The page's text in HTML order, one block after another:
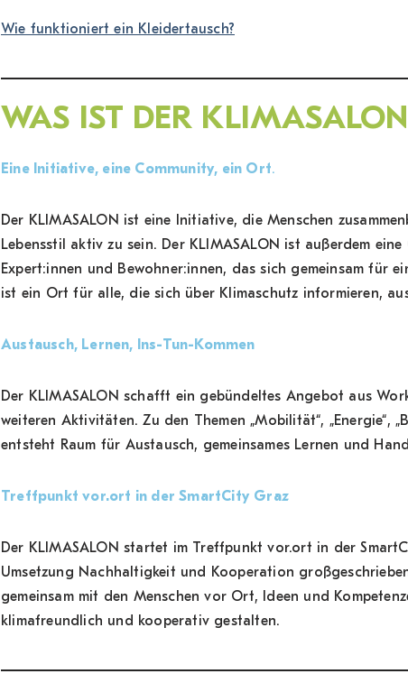
Wie funktioniert ein Kleidertausch?
WAS IST DER KLIMASALON
Eine Initiative, eine Community, ein Ort.
Der KLIMASALON ist eine Initiative, die Menschen
Lebensstil aktiv zu sein. Der KLIMASALON ist außerdem
Expert:innen und Bewohner:innen, das sich gemeinsam für
ist ein Ort für alle, die sich über Klimaschutz informieren,
Austausch, Lernen, Ins-Tun-Kommen
Der KLIMASALON schafft ein gebündeltes Angebot aus
weiteren Aktivitäten. Zu den Themen „Mobilität“, „Energie“,
entsteht Raum für Austausch, gemeinsames Lernen und
Treffpunkt vor.ort in der SmartCity Graz
Der KLIMASALON startet im Treffpunkt vor.ort in der
Umsetzung Nachhaltigkeit und Kooperation
gemeinsam mit den Menschen vor Ort, Ideen und
klimafreundlich und kooperativ gestalten.